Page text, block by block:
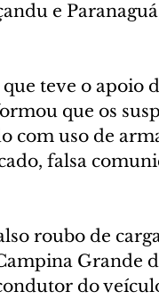
e
teve o apoio
que os
com uso de
falsa
roubo de
Grande
do